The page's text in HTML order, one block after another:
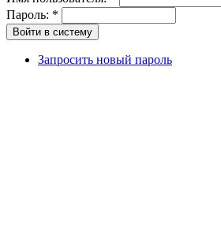
Пароль: *
Запросить новый пароль